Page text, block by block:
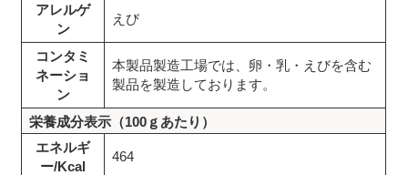
アレルゲ
ン
えび
コンタミ
ネーショ
ン
本製品製造工場では、卵・乳・えびを含む
製品を製造しております。
栄養成分表示（100ｇあたり）
エネルギ
ー/Kcal
464